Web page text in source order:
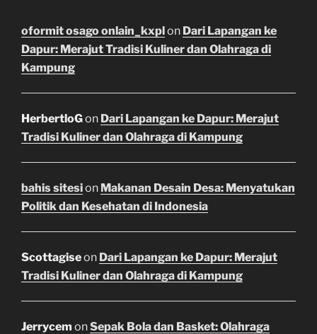
oformit osago onlain_kxplon Dari Lapangan ke
Dapur: Merajut Tradisi Kuliner dan Olahraga di
Kampung
HerbertloGon Dari Lapangan ke Dapur: Merajut
Tradisi Kuliner dan Olahraga di Kampung
bahis sitesion Makanan Desain Desa: Menyatukan
Politik dan Kesehatan di Indonesia
Scottagiseon Dari Lapangan ke Dapur: Merajut
Tradisi Kuliner dan Olahraga di Kampung
Jerrycem onSepak Bola dan Basket: Olahraga